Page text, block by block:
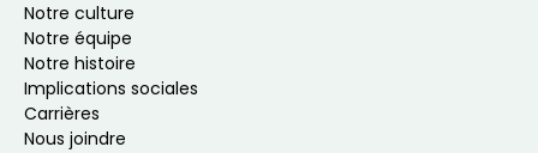
Notre culture
Notre équipe
Notre histoire
Implications sociales
Carrières
Nous joindre